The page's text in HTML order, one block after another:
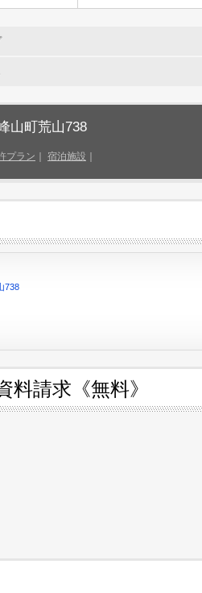
山町荒山738
プラン 宿泊施設
738
料請求《無料》